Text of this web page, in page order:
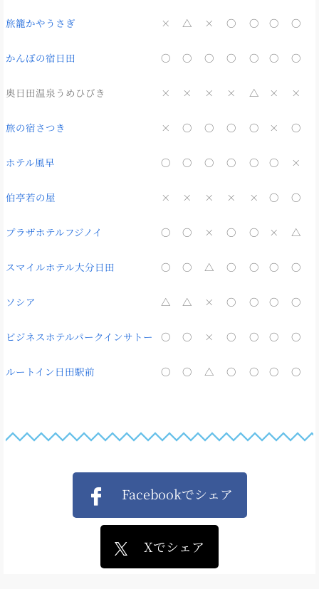
旅籠かやうさぎ × △ × 〇 〇 〇 〇
かんぽの宿日田 〇 〇 〇 〇 〇 〇 〇
奥日田温泉うめひびき × × × × △ × ×
旅の宿さつき × 〇 〇 〇 〇 × 〇
ホテル風早 〇 〇 〇 〇 〇 〇 ×
伯亭若の屋 × × × × × 〇 〇
プラザホテルフジノイ 〇 〇 × 〇 〇 × △
スマイルホテル大分日田 〇 〇 △ 〇 〇 〇 〇
ソシア △ △ × 〇 〇 〇 〇
ビジネスホテルパークインサトー 〇 〇 × 〇 〇 〇 〇
ルートイン日田駅前 〇 〇 △ 〇 〇 〇 〇
Facebookでシェア
Xでシェア